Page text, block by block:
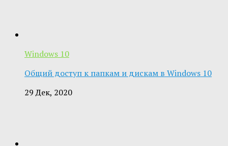
Windows 10
Общий доступ к папкам и дискам в Windows 10
29 Дек, 2020